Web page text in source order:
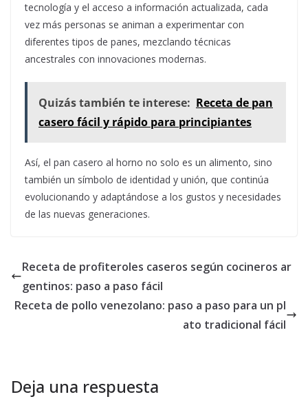
tecnología y el acceso a información actualizada, cada
vez más personas se animan a experimentar con
diferentes tipos de panes, mezclando técnicas
ancestrales con innovaciones modernas.
Quizás también te interese: Receta de pan
casero fácil y rápido para principiantes
Así, el pan casero al horno no solo es un alimento, sino
también un símbolo de identidad y unión, que continúa
evolucionando y adaptándose a los gustos y necesidades
de las nuevas generaciones.
Receta de profiteroles caseros según cocineros ar
gentinos: paso a paso fácil
Receta de pollo venezolano: paso a paso para un pl
ato tradicional fácil
Deja una respuesta